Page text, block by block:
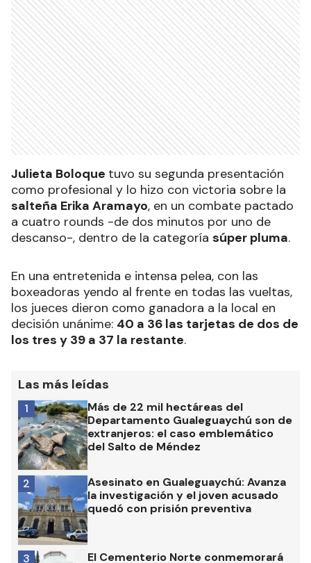
Julieta Boloque tuvo su segunda presentación
como profesional y lo hizo con victoria sobre la
salteña Erika Aramayo, en un combate pactado
a cuatro rounds -de dos minutos por uno de
descanso-, dentro de la categoría súper pluma.
En una entretenida e intensa pelea, con las
boxeadoras yendo al frente en todas las vueltas,
los jueces dieron como ganadora a la local en
decisión unánime: 40 a 36 las tarjetas de dos de
los tres y 39 a 37 la restante.
Las más leídas
Más de 22 mil hectáreas del
Departamento Gualeguaychú son de
extranjeros: el caso emblemático
del Salto de Méndez
1
Asesinato en Gualeguaychú: Avanza
la investigación y el joven acusado
quedó con prisión preventiva
2
El Cementerio Norte conmemorará
3